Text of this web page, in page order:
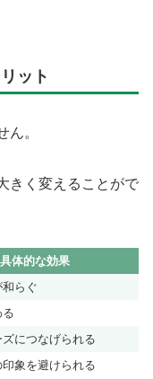
ット
ん。
きく変えることがで
具体的な効果
らぐ
につなげられる
象を避けられる